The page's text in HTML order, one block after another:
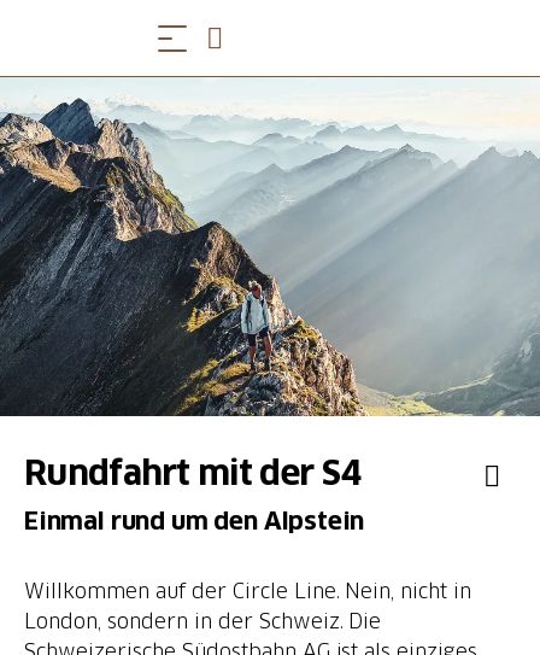
Rundfahrt mit der S4
Einmal rund um den Alpstein
Willkommen auf der Circle Line. Nein, nicht in
London, sondern in der Schweiz. Die